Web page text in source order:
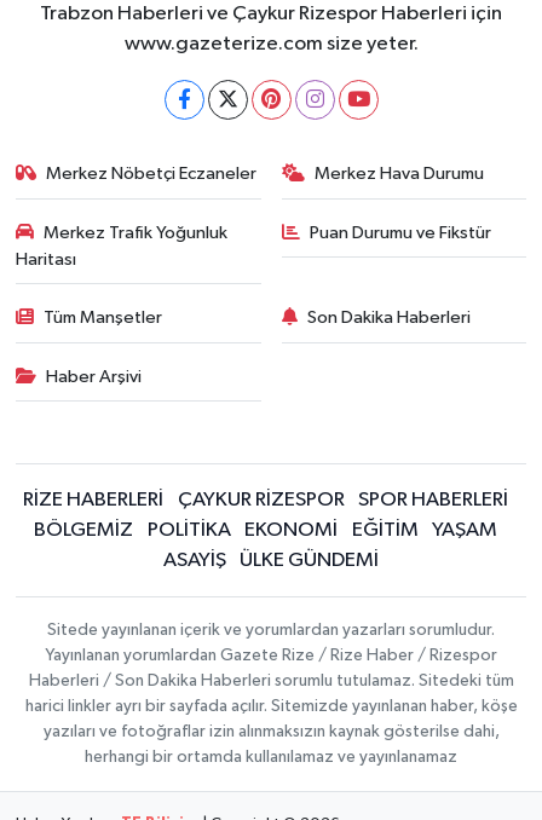
Trabzon Haberleri ve Çaykur Rizespor Haberleri için
www.gazeterize.com size yeter.
Merkez Nöbetçi Eczaneler Merkez Hava Durumu
Merkez Trafik Yoğunluk
Haritası
Puan Durumu ve Fikstür
Tüm Manşetler Son Dakika Haberleri
Haber Arşivi
RİZE HABERLERİ ÇAYKUR RİZESPOR
SPOR HABERLERİ
BÖLGEMİZ
POLİTİKA EKONOMİ EĞİTİM
YAŞAM
ASAYİŞ
ÜLKE GÜNDEMİ
Sitede yayınlanan içerik ve yorumlardan yazarları sorumludur.
Yayınlanan yorumlardan Gazete Rize / Rize Haber / Rizespor
Haberleri / Son Dakika Haberleri sorumlu tutulamaz. Sitedeki tüm
harici linkler ayrı bir sayfada açılır. Sitemizde yayınlanan haber, köşe
yazıları ve fotoğraflar izin alınmaksızın kaynak gösterilse dahi,
herhangi bir ortamda kullanılamaz ve yayınlanamaz